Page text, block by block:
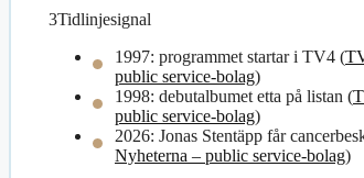
3Tidlinjesignal
1997: programmet startar i TV4 (
public service-bolag)
1998: debutalbumet etta på listan (
public service-bolag)
2026: Jonas Stentäpp får
Nyheterna – public service-bolag)